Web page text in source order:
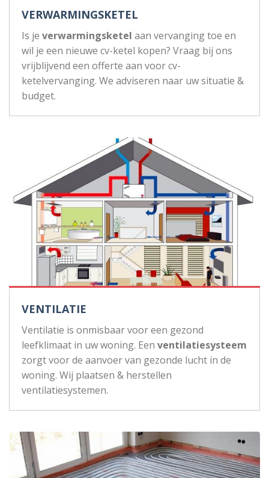
VERWARMINGSKETEL
Is je verwarmingsketel aan vervanging toe en
wil je een nieuwe cv-ketel kopen? Vraag bij ons
vrijblijvend een offerte aan voor cv-
ketelvervanging. We adviseren naar uw situatie &
budget.
VENTILATIE
Ventilatie is onmisbaar voor een gezond
leefklimaat in uw woning. Een ventilatiesysteem
zorgt voor de aanvoer van gezonde lucht in de
woning. Wij plaatsen & herstellen
ventilatiesystemen.